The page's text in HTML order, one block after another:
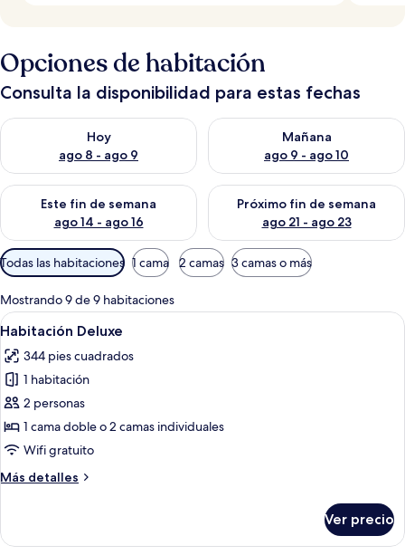
Opciones de habitación
Consulta la disponibilidad para estas fechas
Hoy
ago 8 - ago 9
Consulta la disponibilidad para hoy ago 8 - ago 9
Mañana
ago 9 - ago 10
Consulta la disponibilidad
Este fin de semana
ago 14 - ago 16
Consulta la disponibilidad para este fin de semana ago 14 -
Próximo fin de semana
ago 21 - ago 23
Consulta la disponibilidad
Filtros
disponibles
para
las
habitaciones
Todas las habitaciones 1 cama 2 camas 3 camas o más
Mostrando 9 de 9 habitaciones
Abrir
todas
las
fotos
de
Habitación
Deluxe
Una habitación de hotel con una
10
Habitación Deluxe
344 pies cuadrados
1 habitación
2 personas
1 cama doble o 2 camas individuales
Wifi gratuito
Más detalles
Más
Deluxe
Ver precio